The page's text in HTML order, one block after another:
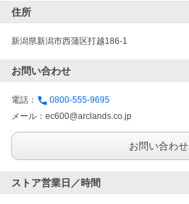
住所
新潟県新潟市西蒲区打越186-1
お問い合わせ
電話：
0800-555-9695
メール： ec600@arclands.co.jp
お問い合わせ
ストア営業日／時間